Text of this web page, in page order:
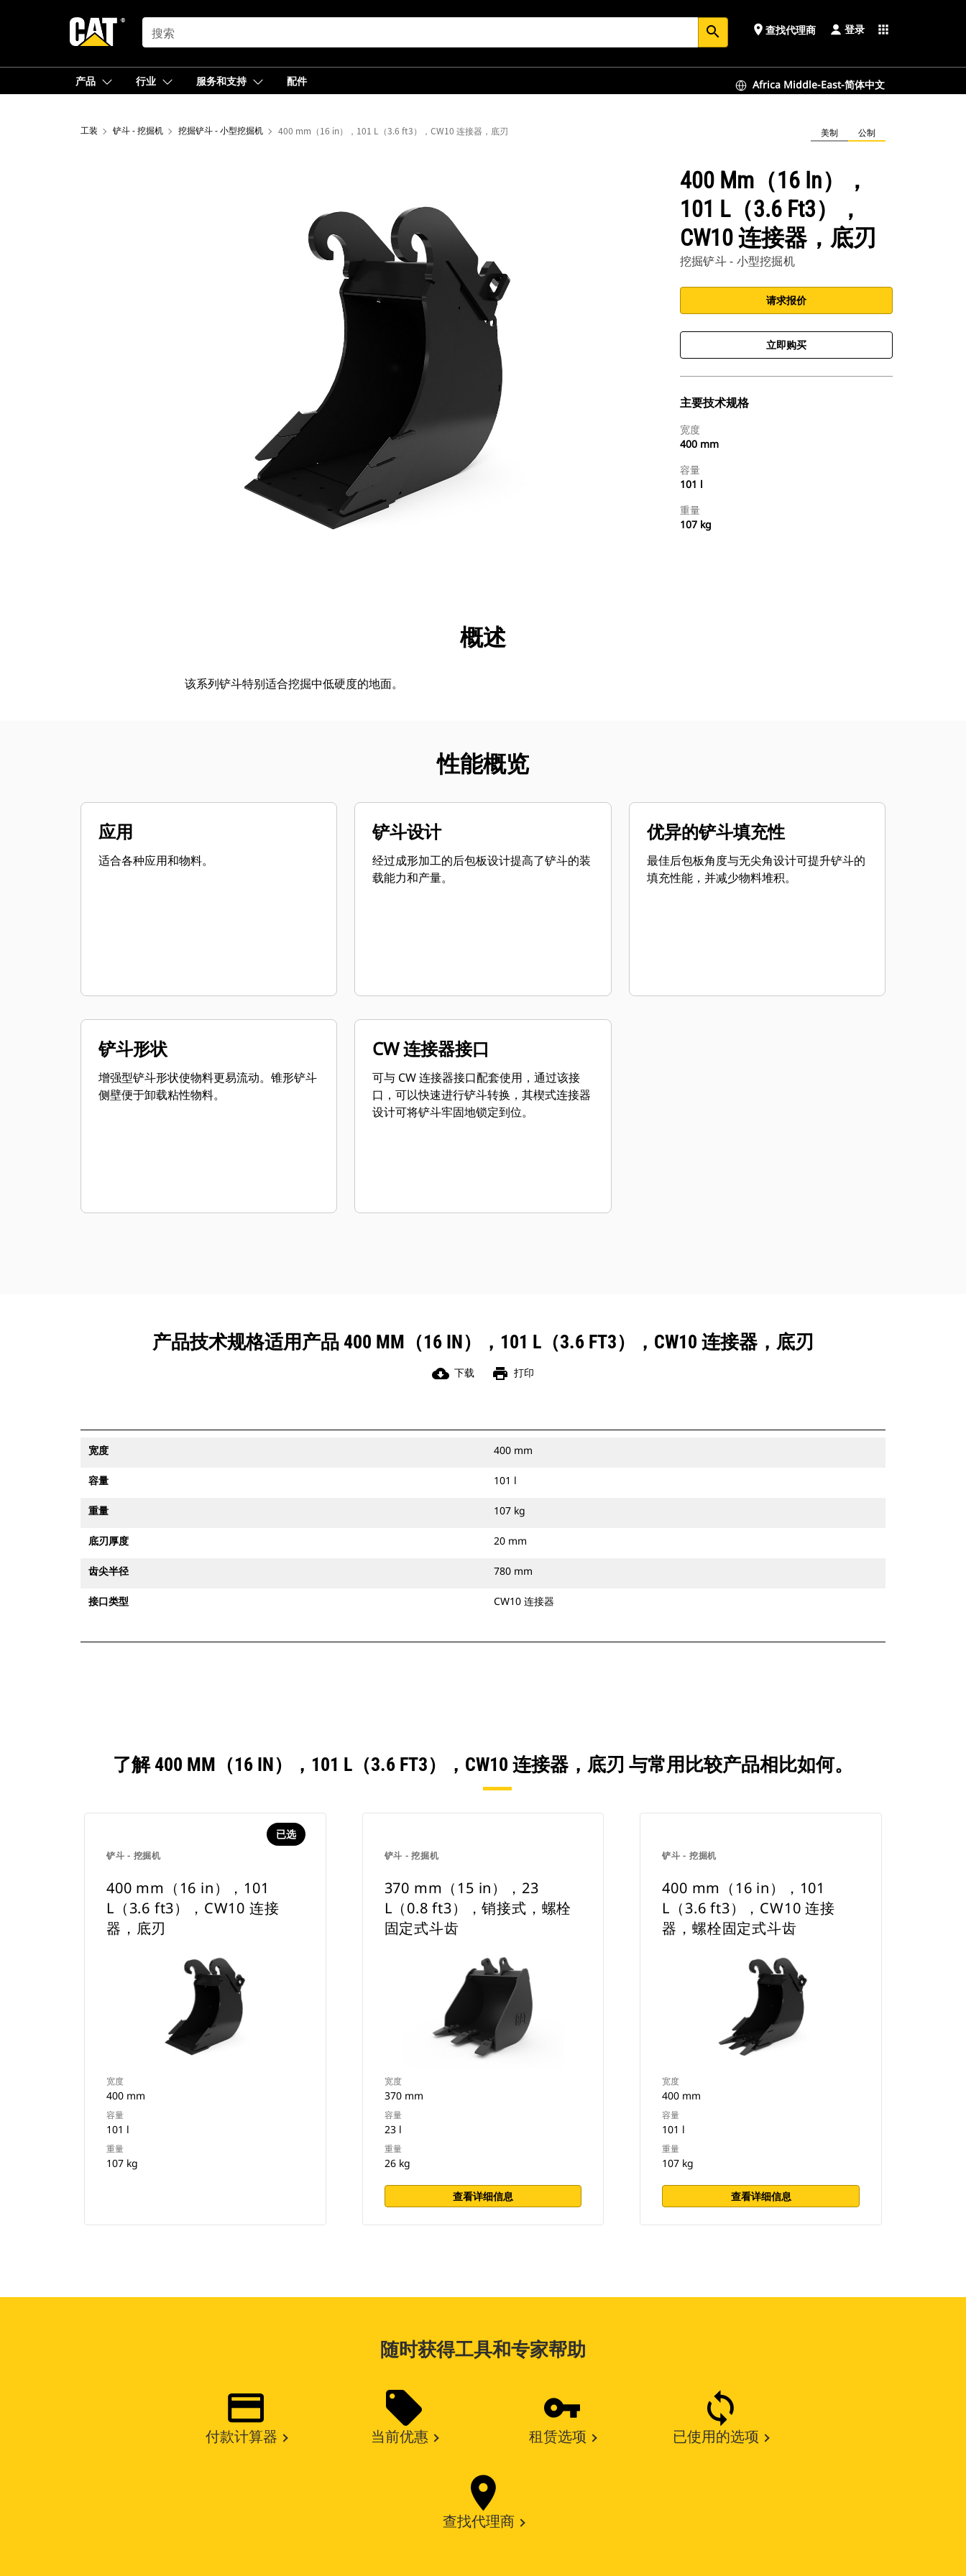
SEARCH search place 查找代理商 登录 apps
产品 行业 服务和支持 配件 Africa Middle-East-简体中文
工装 铲斗 - 挖掘机 挖掘铲斗 - 小型挖掘机 400 mm（16 in），101 L（3.6 ft3），CW10 连接器，底刃 美制 公制
400 Mm（16 In），
101 L（3.6 Ft3），
CW10 连接器，底刃
挖掘铲斗 - 小型挖掘机
请求报价
立即购买
主要技术规格
宽度
400 mm
容量
101 l
重量
107 kg
展示
概述
该系列铲斗特别适合挖掘中低硬度的地面。
性能概览
应用
适合各种应用和物料。
铲斗设计
经过成形加工的后包板设计提高了铲斗的装
载能力和产量。
优异的铲斗填充性
最佳后包板角度与无尖角设计可提升铲斗的
填充性能，并减少物料堆积。
铲斗形状
增强型铲斗形状使物料更易流动。锥形铲斗
侧壁便于卸载粘性物料。
CW 连接器接口
可与 CW 连接器接口配套使用，通过该接
口，可以快速进行铲斗转换，其楔式连接器
设计可将铲斗牢固地锁定到位。
产品技术规格适用产品 400 MM（16 IN），101 L（3.6 FT3），CW10 连接器，底刃
cloud_download 下载 print 打印
宽度 400 mm
容量 101 l
重量 107 kg
底刃厚度 20 mm
齿尖半径 780 mm
接口类型 CW10 连接器
了解 400 MM（16 IN），101 L（3.6 FT3），CW10 连接器，底刃 与常用比较产品相比如何。
铲斗 - 挖掘机
已选
400 mm（16 in），101
L（3.6 ft3），CW10 连接
器，底刃
宽度
400 mm
容量
101 l
重量
107 kg
铲斗 - 挖掘机
370 mm（15 in），23
L（0.8 ft3），销接式，螺栓
固定式斗齿
宽度
370 mm
容量
23 l
重量
26 kg
查看详细信息
铲斗 - 挖掘机
400 mm（16 in），101
L（3.6 ft3），CW10 连接
器，螺栓固定式斗齿
宽度
400 mm
容量
101 l
重量
107 kg
查看详细信息
随时获得工具和专家帮助
付款计算器 当前优惠 租赁选项 已使用的选项
查找代理商